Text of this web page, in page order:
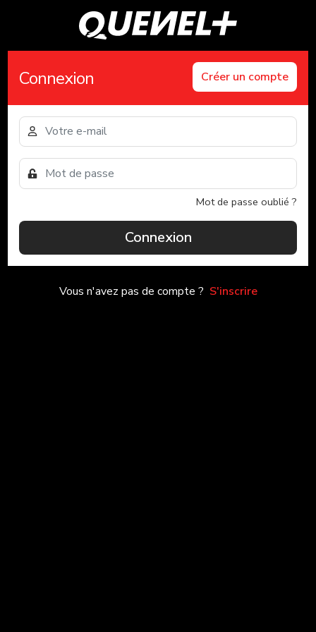
Connexion Créer un compte
Mot de passe oublié ?
Connexion
Vous n'avez pas de compte ? S'inscrire